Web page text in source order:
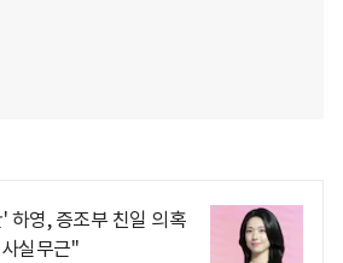
하영, 증조부 친일 의혹
실무근"